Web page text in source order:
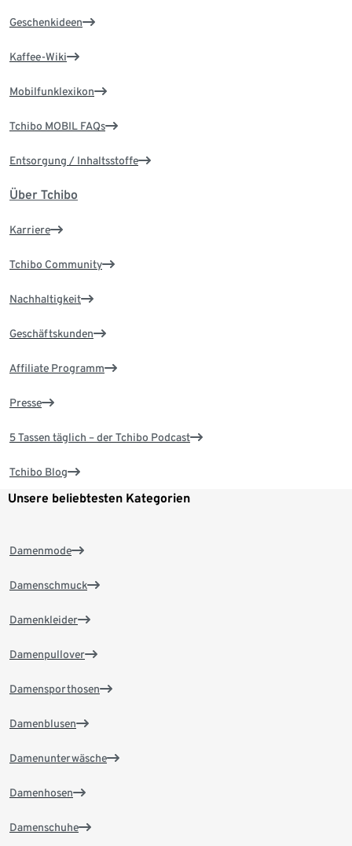
Geschenkideen
Kaffee-Wiki
Mobilfunklexikon
Tchibo MOBIL FAQs
Entsorgung / Inhaltsstoffe
Über Tchibo
Karriere
Tchibo Community
Nachhaltigkeit
Geschäftskunden
Affiliate Programm
Presse
5 Tassen täglich – der Tchibo Podcast
Tchibo Blog
Unsere beliebtesten Kategorien
Damenmode
Damenschmuck
Damenkleider
Damenpullover
Damensporthosen
Damenblusen
Damenunterwäsche
Damenhosen
Damenschuhe